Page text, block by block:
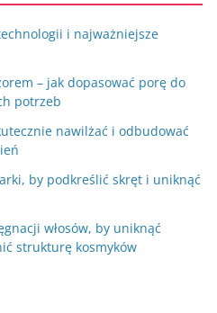
i najważniejsze
– jak dopasować porę do
potrzeb
nawilżać i odbudować
by podkreślić skręt i uniknąć
włosów, by uniknąć
strukturę kosmyków